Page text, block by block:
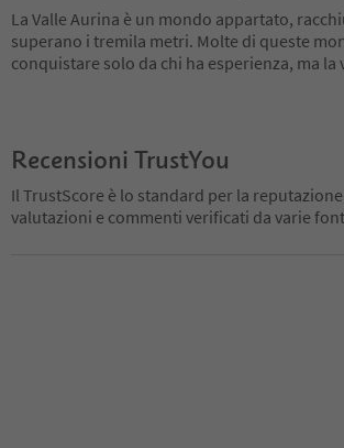
La Valle Aurina è un mondo appartato,
superano i tremila metri. Molte di queste
conquistare solo da chi ha esperienza, ma la
Recensioni TrustYou
Il TrustScore è lo standard per la
valutazioni e commenti verificati da varie